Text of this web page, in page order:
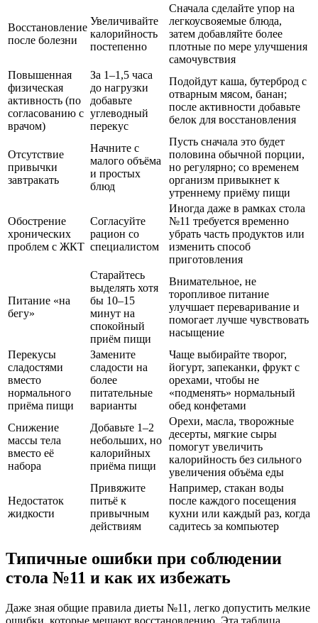
Восстановление
после болезни
Увеличивайте
калорийность
постепенно
Сначала сделайте упор на
легкоусвояемые блюда,
затем добавляйте более
плотные по мере улучшения
самочувствия
Повышенная
физическая
активность (по
согласованию с
врачом)
За 1–1,5 часа
до нагрузки
добавьте
углеводный
перекус
Подойдут каша, бутерброд с
отварным мясом, банан;
после активности добавьте
белок для восстановления
Отсутствие
привычки
завтракать
Начните с
малого объёма
и простых
блюд
Пусть сначала это будет
половина обычной порции,
но регулярно; со временем
организм привыкнет к
утреннему приёму пищи
Обострение
хронических
проблем с ЖКТ
Согласуйте
рацион со
специалистом
Иногда даже в рамках стола
№11 требуется временно
убрать часть продуктов или
изменить способ
приготовления
Питание «на
бегу»
Старайтесь
выделять хотя
бы 10–15
минут на
спокойный
приём пищи
Внимательное, не
торопливое питание
улучшает переваривание и
помогает лучше чувствовать
насыщение
Перекусы
сладостями
вместо
нормального
приёма пищи
Замените
сладости на
более
питательные
варианты
Чаще выбирайте творог,
йогурт, запеканки, фрукт с
орехами, чтобы не
«подменять» нормальный
обед конфетами
Снижение
массы тела
вместо её
набора
Добавьте 1–2
небольших, но
калорийных
приёма пищи
Орехи, масла, творожные
десерты, мягкие сыры
помогут увеличить
калорийность без сильного
увеличения объёма еды
Недостаток
жидкости
Привяжите
питьё к
привычным
действиям
Например, стакан воды
после каждого посещения
кухни или каждый раз, когда
садитесь за компьютер
Типичные ошибки при соблюдении
стола №11 и как их избежать
Даже зная общие правила диеты №11, легко допустить мелкие
ошибки, которые мешают восстановлению. Эта таблица